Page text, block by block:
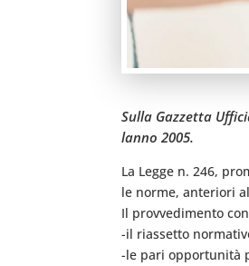
Sulla Gazzetta
lanno 2005.
La Legge n. 246,
le norme, anteriori
Il provvedimento
-il riassetto
-le pari opportunità